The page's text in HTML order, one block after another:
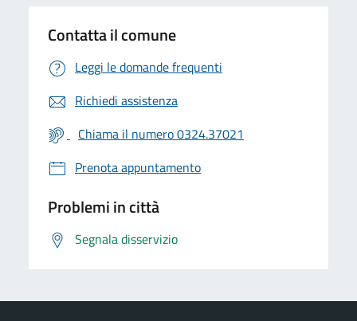
Contatta il comune
Leggi le domande frequenti
Richiedi assistenza
Chiama il numero 0324.37021
Prenota appuntamento
Problemi in città
Segnala disservizio